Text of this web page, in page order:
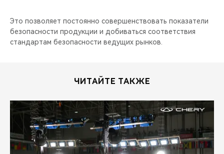
Это позволяет постоянно совершенствовать показатели
безопасности продукции и добиваться соответствия
стандартам безопасности ведущих рынков.
ЧИТАЙТЕ ТАКЖЕ